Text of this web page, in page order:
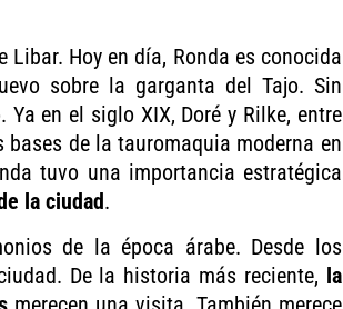
Hoy en día, Ronda es conocida
sobre la garganta del Tajo. Sin
en el siglo XIX, Doré y Rilke, entre
de la tauromaquia moderna en
tuvo una importancia estratégica
la ciudad.
de la época árabe. Desde los
De la historia más reciente, la